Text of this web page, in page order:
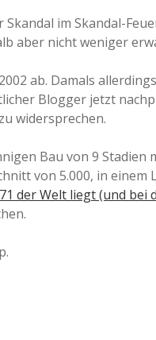
Skandal im Skandal-
aber nicht weniger
ab. Damals
Blogger jetzt
widersprechen.
Bau von 9
von 5.000, in
der Welt liegt (und bei